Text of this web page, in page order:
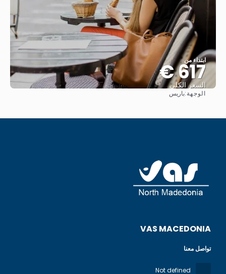
ابتداء من
617 €
السعر الكلي
الوجهة:باريس
VAS MACEDONIA
تواصل معنا
Not defined